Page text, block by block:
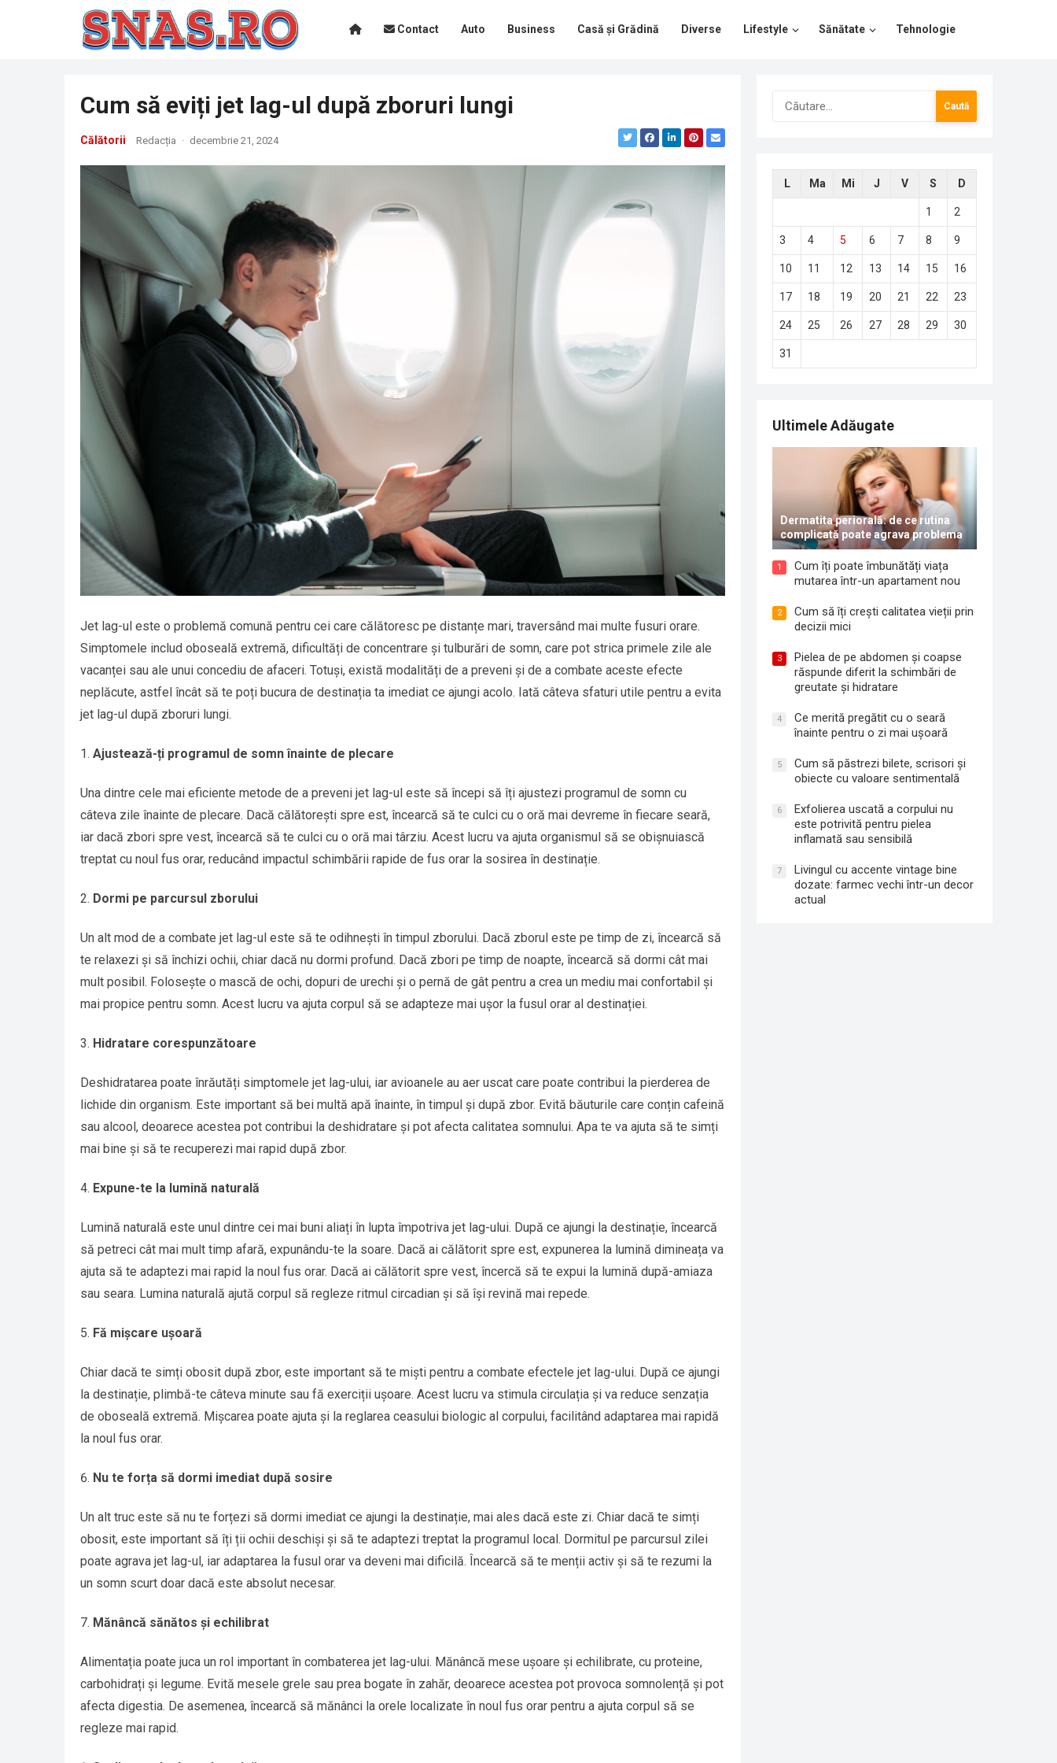
Contact Auto Business Casă și Grădină Diverse Lifestyle Sănătate Tehnologie
Cum să eviți jet lag-ul după zboruri lungi
Călătorii Redacția · decembrie 21, 2024
Jet lag-ul este o problemă comună pentru cei care călătoresc pe distanțe mari, traversând mai multe fusuri orare.
Simptomele includ oboseală extremă, dificultăți de concentrare și tulburări de somn, care pot strica primele zile ale
vacanței sau ale unui concediu de afaceri. Totuși, există modalități de a preveni și de a combate aceste efecte
neplăcute, astfel încât să te poți bucura de destinația ta imediat ce ajungi acolo. Iată câteva sfaturi utile pentru a evita
jet lag-ul după zboruri lungi.
Ajustează-ți programul de somn înainte de plecare
Una dintre cele mai eficiente metode de a preveni jet lag-ul este să începi să îți ajustezi programul de somn cu
câteva zile înainte de plecare. Dacă călătorești spre est, încearcă să te culci cu o oră mai devreme în fiecare seară,
iar dacă zbori spre vest, încearcă să te culci cu o oră mai târziu. Acest lucru va ajuta organismul să se obișnuiască
treptat cu noul fus orar, reducând impactul schimbării rapide de fus orar la sosirea în destinație.
Dormi pe parcursul zborului
Un alt mod de a combate jet lag-ul este să te odihnești în timpul zborului. Dacă zborul este pe timp de zi, încearcă să
te relaxezi și să închizi ochii, chiar dacă nu dormi profund. Dacă zbori pe timp de noapte, încearcă să dormi cât mai
mult posibil. Folosește o mască de ochi, dopuri de urechi și o pernă de gât pentru a crea un mediu mai confortabil și
mai propice pentru somn. Acest lucru va ajuta corpul să se adapteze mai ușor la fusul orar al destinației.
Hidratare corespunzătoare
Deshidratarea poate înrăutăți simptomele jet lag-ului, iar avioanele au aer uscat care poate contribui la pierderea de
lichide din organism. Este important să bei multă apă înainte, în timpul și după zbor. Evită băuturile care conțin cafeină
sau alcool, deoarece acestea pot contribui la deshidratare și pot afecta calitatea somnului. Apa te va ajuta să te simți
mai bine și să te recuperezi mai rapid după zbor.
Expune-te la lumină naturală
Lumină naturală este unul dintre cei mai buni aliați în lupta împotriva jet lag-ului. După ce ajungi la destinație, încearcă
să petreci cât mai mult timp afară, expunându-te la soare. Dacă ai călătorit spre est, expunerea la lumină dimineața va
ajuta să te adaptezi mai rapid la noul fus orar. Dacă ai călătorit spre vest, încercă să te expui la lumină după-amiaza
sau seara. Lumina naturală ajută corpul să regleze ritmul circadian și să își revină mai repede.
Fă mișcare ușoară
Chiar dacă te simți obosit după zbor, este important să te miști pentru a combate efectele jet lag-ului. După ce ajungi
la destinație, plimbă-te câteva minute sau fă exerciții ușoare. Acest lucru va stimula circulația și va reduce senzația
de oboseală extremă. Mișcarea poate ajuta și la reglarea ceasului biologic al corpului, facilitând adaptarea mai rapidă
la noul fus orar.
Nu te forța să dormi imediat după sosire
Un alt truc este să nu te forțezi să dormi imediat ce ajungi la destinație, mai ales dacă este zi. Chiar dacă te simți
obosit, este important să îți ții ochii deschiși și să te adaptezi treptat la programul local. Dormitul pe parcursul zilei
poate agrava jet lag-ul, iar adaptarea la fusul orar va deveni mai dificilă. Încearcă să te menții activ și să te rezumi la
un somn scurt doar dacă este absolut necesar.
Mănâncă sănătos și echilibrat
Alimentația poate juca un rol important în combaterea jet lag-ului. Mănâncă mese ușoare și echilibrate, cu proteine,
carbohidrați și legume. Evită mesele grele sau prea bogate în zahăr, deoarece acestea pot provoca somnolență și pot
afecta digestia. De asemenea, încearcă să mănânci la orele localizate în noul fus orar pentru a ajuta corpul să se
regleze mai rapid.
Caută
după:
L Ma Mi J V S D
1 2
3 4 5 6 7 8 9
10 11 12 13 14 15 16
17 18 19 20 21 22 23
24 25 26 27 28 29 30
31
Ultimele Adăugate
Dermatita periorală: de ce rutina
complicată poate agrava problema
1
Cum îți poate îmbunătăți viața
mutarea într-un apartament nou
2
Cum să îți crești calitatea vieții prin
decizii mici
3
Pielea de pe abdomen și coapse
răspunde diferit la schimbări de
greutate și hidratare
4
Ce merită pregătit cu o seară
înainte pentru o zi mai ușoară
5
Cum să păstrezi bilete, scrisori și
obiecte cu valoare sentimentală
6
Exfolierea uscată a corpului nu
este potrivită pentru pielea
inflamată sau sensibilă
7
Livingul cu accente vintage bine
dozate: farmec vechi într-un decor
actual